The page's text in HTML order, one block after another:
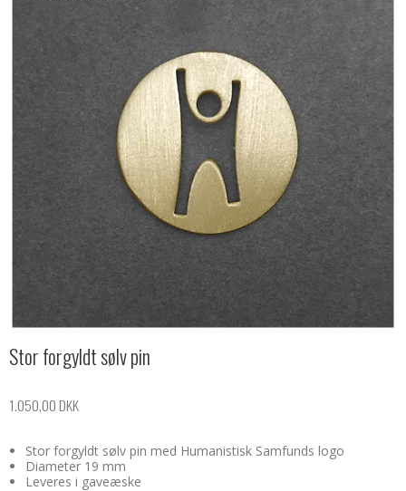
Stor forgyldt sølv pin
1.050,00 DKK
Stor forgyldt sølv pin med Humanistisk Samfunds logo
Diameter 19 mm
Leveres i gaveæske